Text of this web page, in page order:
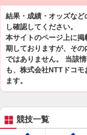
結果・成績・オッズな
し確認してください。
本サイトのページ上に
期しておりますが、そ
ではありません。 当該
も、株式会社NTTドコ
ます。
競技一覧